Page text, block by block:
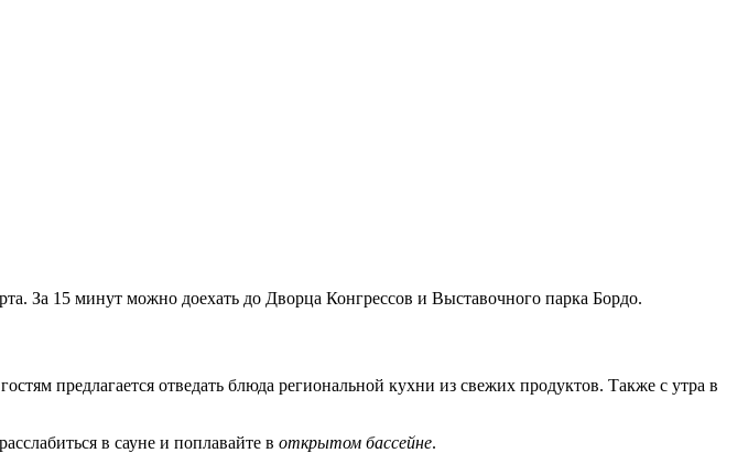
За 15 минут можно доехать до Дворца Конгрессов и Выставочного парка Бордо.
гостям предлагается отведать блюда региональной кухни из свежих продуктов. Также с утра в
в сауне и поплавайте в открытом бассейне.